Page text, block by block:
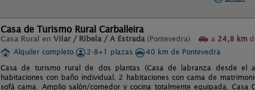
Casa de Turismo Rural Carballeira
Casa Rural en Vilar / Ribela / A Estrada (Pontevedra) a 24,8 km
Alquiler completo
2-8+1 plazas
40 km de Pontevedra
Casa de turismo rural de dos plantas (Casa de labranza desde
habitaciones con baño individual. 2 habitaciones con cama de
sofá cama. Amplio salón/comedor y cocina totalmente equipada.